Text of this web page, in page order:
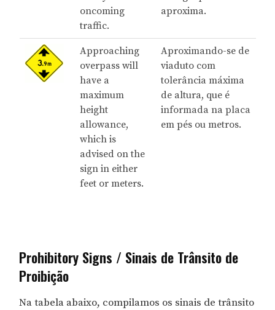
oncoming
traffic.
aproxima.
Approaching
overpass will
have a
maximum
height
allowance,
which is
advised on the
sign in either
feet or meters.
Aproximando-se de
viaduto com
tolerância máxima
de altura, que é
informada na placa
em pés ou metros.
Prohibitory Signs / Sinais de Trânsito de
Proibição
Na tabela abaixo, compilamos os sinais de trânsito